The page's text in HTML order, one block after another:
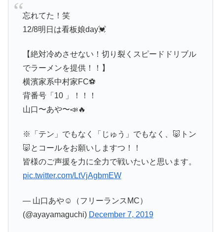
忘れてた！笑
12/8明日は看板娘day💓
【絶対冷めさせない！切り裂くスピードドリブル
でラーメンを提供！！】
横濱家系中村家FC⚽️
背番号「10 」！！！
山口〜あや〜📣🔥
※「テン」でもなく「じゅう」でもなく、🐷トン
🐷とコールをお願いしますつ！！
皆様のご声援を力に全力で戦いたいと思います。
pic.twitter.com/LtVjAgbmEW
— 山口あや☺︎（フリーランスMC）
(@ayayamaguchi) December 7, 2019